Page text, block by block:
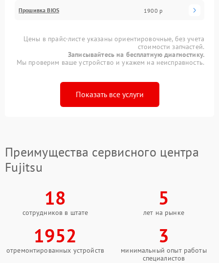
Прошивка BIOS 1900 р
Цены в прайс-листе указаны ориентировочные, без учета
стоимости запчастей.
Записывайтесь на бесплатную диагностику.
Мы проверим ваше устройство и укажем на неисправность.
Показать все услуги
Преимущества сервисного центра
Fujitsu
18
сотрудников в штате
5
лет на рынке
1952
отремонтированных устройств
3
минимальный опыт работы
специалистов